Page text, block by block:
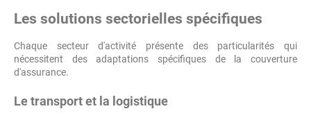
Les solutions sectorielles spécifiques
Chaque secteur d'activité présente des particularités qui
nécessitent des adaptations spécifiques de la couverture
d'assurance.
Le transport et la logistique